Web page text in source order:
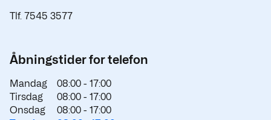
Tlf. 7545 3577
Åbningstider for telefon
Mandag 08:00 - 17:00
Tirsdag
08:00 - 17:00
Onsdag
08:00 - 17:00